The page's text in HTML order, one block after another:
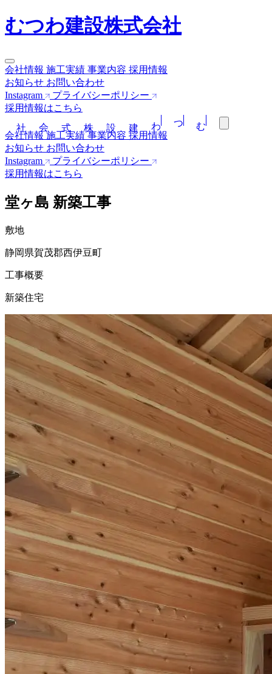
むつわ建設株式会社
会社情報 施工実績 事業内容 採用情報
お知らせ お問い合わせ
Instagram
プライバシーポリシー
採用情報はこちら
む
つ
わ
会社情報施工実績事業内容 採用情報
お知らせ お問い合わせ
Instagram
プライバシーポリシー
採用情報はこちら
堂ヶ島 新築工事
敷地
静岡県賀茂郡西伊豆町
工事概要
新築住宅